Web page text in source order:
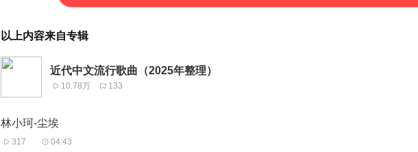
以上内容来自专辑
近代中文流行歌曲（2025年整理）
10.78万 133
林小珂-尘埃
317 04:43